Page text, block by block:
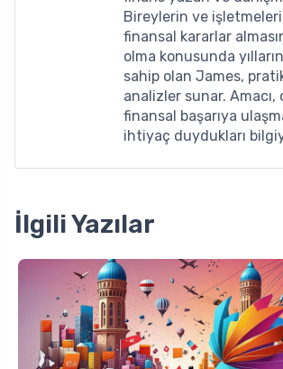
Bireylerin ve
finansal kararlar
olma konusunda
sahip olan James,
analizler sunar.
finansal başarıya
ihtiyaç duydukları
İlgili Yazılar